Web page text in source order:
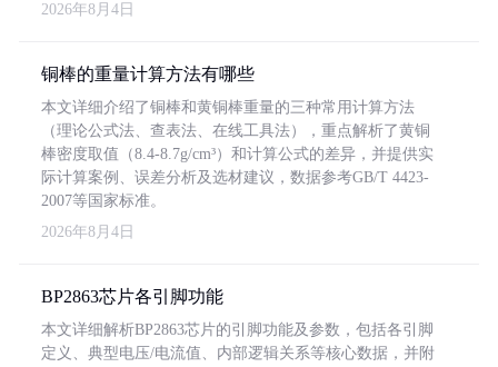
2026年8月4日
铜棒的重量计算方法有哪些
本文详细介绍了铜棒和黄铜棒重量的三种常用计算方法
（理论公式法、查表法、在线工具法），重点解析了黄铜
棒密度取值（8.4-8.7g/cm³）和计算公式的差异，并提供实
际计算案例、误差分析及选材建议，数据参考GB/T 4423-
2007等国家标准。
2026年8月4日
BP2863芯片各引脚功能
本文详细解析BP2863芯片的引脚功能及参数，包括各引脚
定义、典型电压/电流值、内部逻辑关系等核心数据，并附